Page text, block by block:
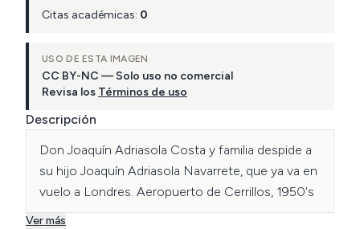
Citas académicas: 0
USO DE ESTA IMAGEN
CC BY-NC — Solo uso no comercial
Revisa los Términos de uso
Descripción
Don Joaquín Adriasola Costa y familia despide a
su hijo Joaquín Adriasola Navarrete, que ya va en
vuelo a Londres. Aeropuerto de Cerrillos, 1950's
Ver más